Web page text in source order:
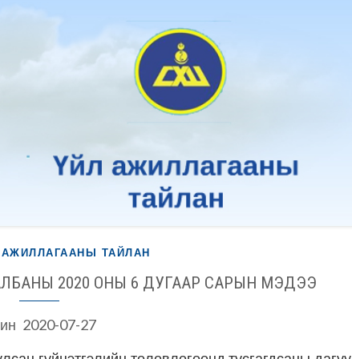
АЖИЛЛАГААНЫ ТАЙЛАН
2020 ОНЫ 6 ДУГААР САРЫН МЭДЭЭ
2020-07-27